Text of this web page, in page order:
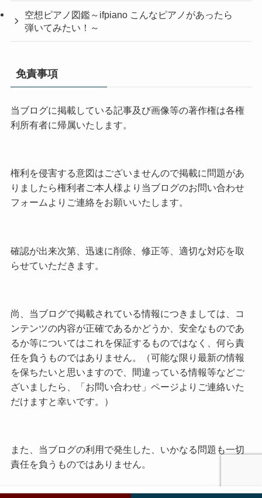
空想ピアノ図鑑～ifpiano こんなピアノがあったら
弾いてみたい！～
免責事項
当ブログに掲載している記事及び画像等の著作権は各権
利所有者に帰属いたします。
権利を侵害する意図はございませんので掲載に問題があ
りましたら権利者ご本人様より当ブログのお問い合わせ
フォームよりご連絡をお願いいたします。
確認が出来次第、迅速に削除、修正等、適切な対応を取
らせていただきます。
尚、当ブログで掲載されている情報につきましては、コ
ンテンツの内容が正確であるかどうか、安全なものであ
るか等についてはこれを保証するものではなく、何ら責
任を負うものではありません。（可能な限り最新の情報
を保ちたいと思いますので、間違っている情報等などご
ざいましたら、「お問い合わせ」ページよりご連絡いた
だけますと幸いです。）
また、当ブログの利用で発生した、いかなる問題も一切
責任を負うものではありません。